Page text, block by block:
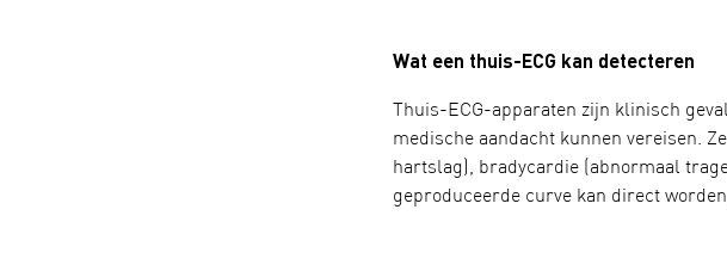
Wat een thuis-ECG kan detecteren
Thuis-ECG-apparaten zijn klinisch
medische aandacht kunnen vereisen.
hartslag), bradycardie (abnormaal
geproduceerde curve kan direct